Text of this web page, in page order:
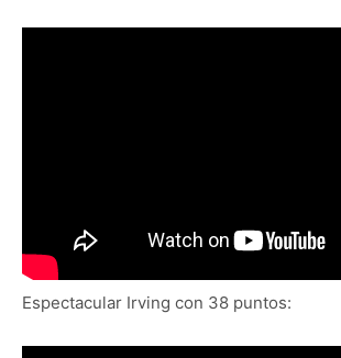
Espectacular Irving con 38 puntos: